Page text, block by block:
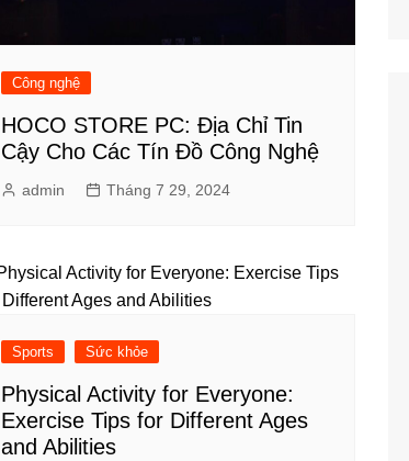
Công nghệ
HOCO STORE PC: Địa Chỉ Tin
Cậy Cho Các Tín Đồ Công Nghệ
admin Tháng 7 29, 2024
Sports Sức khỏe
Physical Activity for Everyone:
Exercise Tips for Different Ages
and Abilities